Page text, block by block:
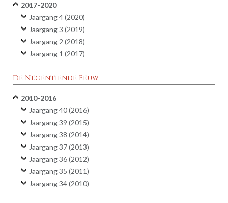
2017-2020
Jaargang 4 (2020)
Jaargang 3 (2019)
Jaargang 2 (2018)
Jaargang 1 (2017)
De Negentiende Eeuw
2010-2016
Jaargang 40 (2016)
Jaargang 39 (2015)
Jaargang 38 (2014)
Jaargang 37 (2013)
Jaargang 36 (2012)
Jaargang 35 (2011)
Jaargang 34 (2010)